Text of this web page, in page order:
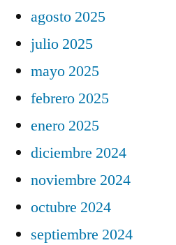
agosto 2025
julio 2025
mayo 2025
febrero 2025
enero 2025
diciembre 2024
noviembre 2024
octubre 2024
septiembre 2024